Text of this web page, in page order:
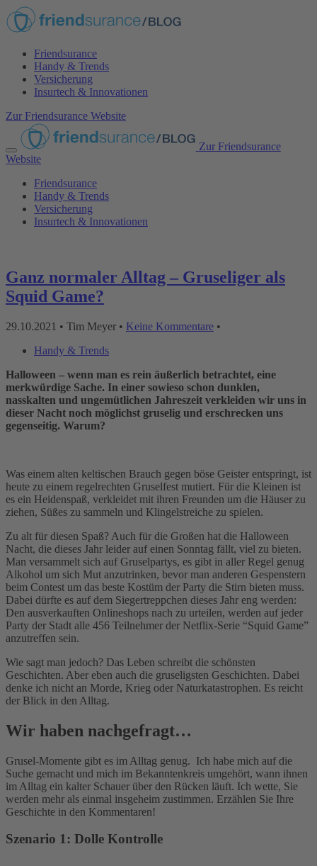
Friendsurance
Handy & Trends
Versicherung
Insurtech & Innovationen
Zur Friendsurance Website
Zur Friendsurance
Website
Friendsurance
Handy & Trends
Versicherung
Insurtech & Innovationen
Ganz normaler Alltag – Gruseliger als
Squid Game?
29.10.2021 • Tim Meyer • Keine Kommentare •
Handy & Trends
Halloween – wenn man es rein äußerlich betrachtet, eine
merkwürdige Sache. In einer sowieso schon dunklen,
nasskalten und ungemütlichen Jahreszeit verkleiden wir uns in
dieser Nacht noch möglichst gruselig und erschrecken uns
gegenseitig. Warum?
Was einem alten keltischen Brauch gegen böse Geister entspringt, ist
heute zu einem regelrechten Gruselfest mutiert. Für die Kleinen ist
es ein Heidenspaß, verkleidet mit ihren Freunden um die Häuser zu
ziehen, Süßes zu sammeln und Klingelstreiche zu spielen.
Zu alt für diesen Spaß? Auch für die Großen hat die Halloween
Nacht, die dieses Jahr leider auf einen Sonntag fällt, viel zu bieten.
Man versammelt sich auf Gruselpartys, es gibt in aller Regel genug
Alkohol um sich Mut anzutrinken, bevor man anderen Gespenstern
beim Contest um das beste Kostüm der Party die Stirn bieten muss.
Dabei dürfte es auf dem Siegertreppchen dieses Jahr eng werden:
Den ausverkauften Onlineshops nach zu urteilen, werden auf jeder
Party der Stadt alle 456 Teilnehmer der Netflix-Serie “Squid Game”
anzutreffen sein.
Wie sagt man jedoch? Das Leben schreibt die schönsten
Geschichten. Aber eben auch die gruseligsten Geschichten. Dabei
denke ich nicht an Morde, Krieg oder Naturkatastrophen. Es reicht
der Blick in den Alltag.
Wir haben nachgefragt…
Grusel-Momente gibt es im Alltag genug. Ich habe mich auf die
Suche gemacht und mich im Bekanntenkreis umgehört, wann ihnen
im Alltag ein kalter Schauer über den Rücken läuft. Ich wette, Sie
werden mehr als einmal insgeheim zustimmen. Erzählen Sie Ihre
Geschichte in den Kommentaren!
Szenario 1: Dolle Kontrolle